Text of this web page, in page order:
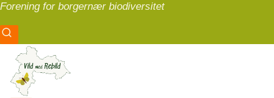
Forening for borgernær biodiversitet